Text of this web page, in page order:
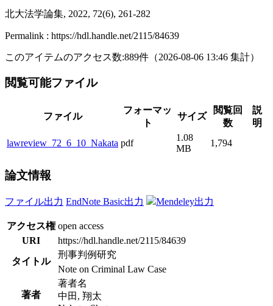
北大法学論集, 2022, 72(6), 261-282
Permalink : https://hdl.handle.net/2115/84639
このアイテムのアクセス数:889件 （2026-08-06 13:46 集計）
閲覧可能ファイル
ファイル
フォーマッ
ト
サイズ
閲覧回
数
説
明
lawreview_72_6_10_Nakata pdf
1.08
MB
1,794
論文情報
ファイル出力 EndNote Basic出力 Mendeley出力
アクセス権 open access
URI
https://hdl.handle.net/2115/84639
タイトル
刑事判例研究
Note on Criminal Law Case
著者
著者名
中田, 翔太